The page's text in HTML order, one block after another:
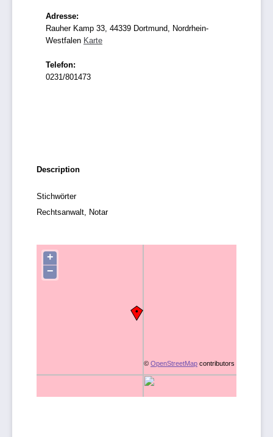
Adresse:
Rauher Kamp 33, 44339 Dortmund, Nordrhein-
Westfalen Karte
Telefon:
0231/801473
Description
Stichwörter
Rechtsanwalt, Notar
+
−
© OpenStreetMap contributors